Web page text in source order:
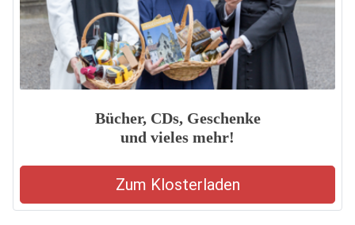
Bücher, CDs, Geschenke
und vieles mehr!
Zum Klosterladen